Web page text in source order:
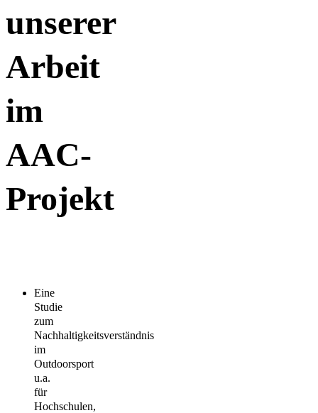
unserer
Arbeit
im
AAC-
Projekt
Eine
Studie
zum
Nachhaltigkeitsverständnis
im
Outdoorsport
u.a.
für
Hochschulen,